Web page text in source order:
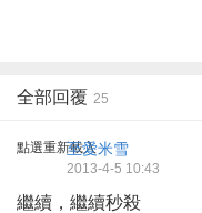
全部回覆 25
點選重新載入至愛米雪
2013-4-5 10:43
繼續，繼續秒殺